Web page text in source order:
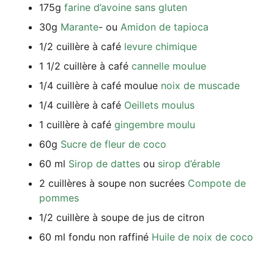
175g fari­ne d’a­voi­ne sans gluten
30g Maran­te- ou Ami­don de tapioca
1/2 cuil­lè­re à café levu­re chimique
1 1/2 cuil­lè­re à café can­nel­le moulue
1/4 cuil­lè­re à café mou­lue noix de muscade
1/4 cuil­lè­re à café Oeil­lets moulus
1 cuil­lè­re à café ging­embre moulu
60g Sucre de fleur de coco
60 ml Sirop de dat­tes ou sirop d’é­ra­ble
2 cuil­lè­res à sou­pe non sucrées Com­po­te de
pommes
1/2 cuil­lè­re à sou­pe de jus de citron
60 ml fon­du non raf­fi­né Hui­le de noix de coco